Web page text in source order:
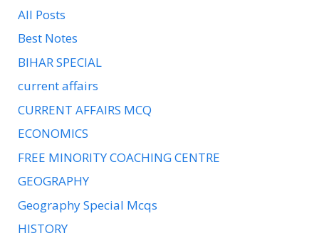
All Posts
Best Notes
BIHAR SPECIAL
current affairs
CURRENT AFFAIRS MCQ
ECONOMICS
FREE MINORITY COACHING CENTRE
GEOGRAPHY
Geography Special Mcqs
HISTORY